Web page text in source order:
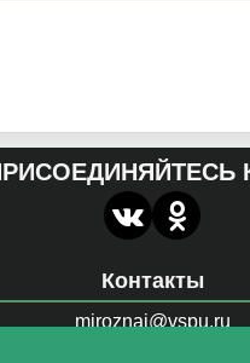
Контакты
miroznai@vspu.ru